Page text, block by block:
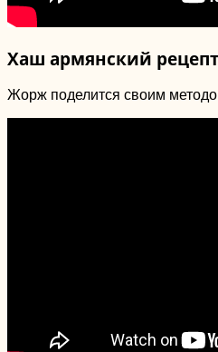
Хаш армянский
Жорж поделится своим